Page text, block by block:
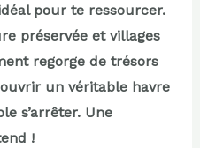
pour te ressourcer.
préservée et villages
regorge de trésors
un véritable havre
s’arrêter. Une
!